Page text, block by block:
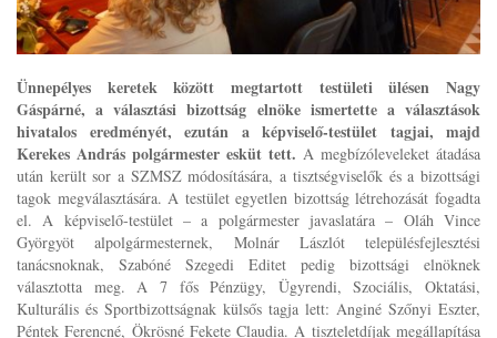
Ünnepélyes keretek között megtartott testületi ülésen Nagy
Gáspárné, a választási bizottság elnöke ismertette a választások
hivatalos eredményét, ezután a képviselő-testület tagjai, majd
Kerekes András polgármester esküt tett. A megbízóleveleket átadása
után került sor a SZMSZ módosítására, a tisztségviselők és a bizottsági
tagok megválasztására. A testület egyetlen bizottság létrehozását fogadta
el. A képviselő-testület – a polgármester javaslatára – Oláh Vince
Györgyöt alpolgármesternek, Molnár Lászlót településfejlesztési
tanácsnoknak, Szabóné Szegedi Editet pedig bizottsági elnöknek
választotta meg. A 7 fős Pénzügy, Ügyrendi, Szociális, Oktatási,
Kulturális és Sportbizottságnak külsős tagja lett: Anginé Szőnyi Eszter,
Péntek Ferencné, Ökrösné Fekete Claudia. A tiszteletdíjak megállapítása